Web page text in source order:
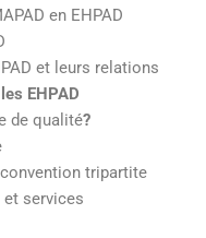
en EHPAD
et leurs relations
EHPAD
de qualité?
tripartite
services